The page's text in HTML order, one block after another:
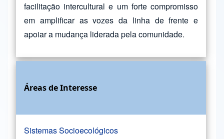
facilitação intercultural e um forte compromisso
em amplificar as vozes da linha de frente e
apoiar a mudança liderada pela comunidade.
Áreas de Interesse
Sistemas Socioecológicos